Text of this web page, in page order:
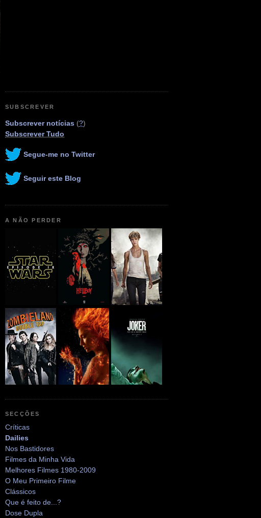
SUBSCREVER
Subscrever notícias (?)
Subscrever Tudo
Segue-me no Twitter
Seguir este Blog
A NÃO PERDER
SECÇÕES
Críticas
Dailies
Nos Bastidores
Filmes da Minha Vida
Melhores Filmes 1980-2009
O Meu Primeiro Filme
Clássicos
Que é feito de...?
Dose Dupla